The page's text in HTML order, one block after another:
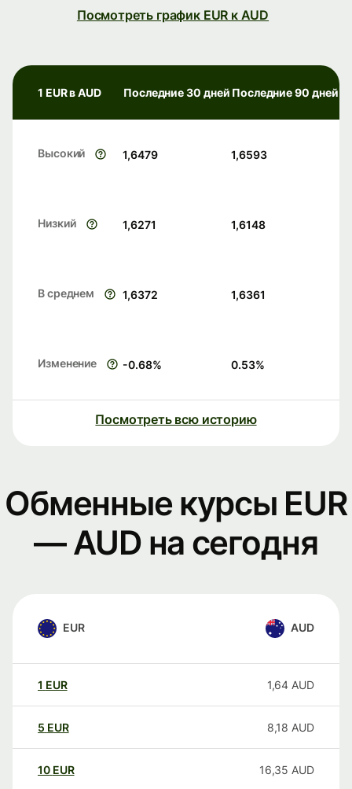
Посмотреть график EUR к AUD
1 EUR в AUD Последние 30 дней Последние 90 дней
Высокий 1,6479 1,6593
Низкий 1,6271 1,6148
В среднем 1,6372 1,6361
Изменение -0.68% 0.53%
Посмотреть всю историю
Обменные курсы EUR
— AUD на сегодня
EUR AUD
1 EUR 1,64 AUD
5 EUR 8,18 AUD
10 EUR 16,35 AUD